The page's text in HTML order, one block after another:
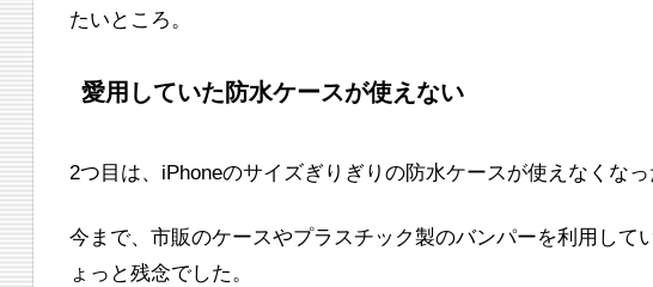
たいところ。
愛用していた防水ケースが使えない
2つ目は、iPhoneのサイズぎりぎりの防水ケースが使えなくなっ
今まで、市販のケースやプラスチック製のバンパーを利用して
ょっと残念でした。